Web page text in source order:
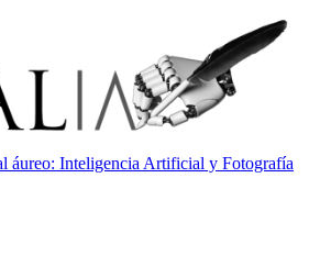
áureo: Inteligencia Artificial y Fotografía